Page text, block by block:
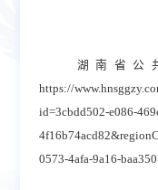
湖南省公
https://
id=3cbdd502-e086-
0573-4afa-9a16-